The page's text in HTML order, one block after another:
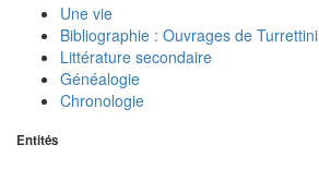
Une vie
Bibliographie : Ouvrages de Turrettini
Littérature secondaire
Généalogie
Chronologie
Entités